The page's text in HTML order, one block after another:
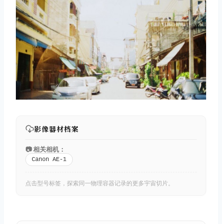
影像器材档案
📷 相关相机：
Canon AE-1
点击型号标签，探索同一物理容器记录的更多宇宙切片。